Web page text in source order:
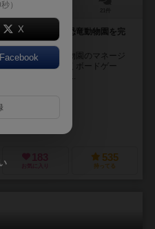
、個人ボードに恐竜動物園を完
した世界で、動物園のマネージ
物園を作っていくボードゲー
点が一番多い人の...
Eva Gao）
ドゲームボックス（Board Game Box）
183
お気に入り
535
持ってる
）
X
Facebook